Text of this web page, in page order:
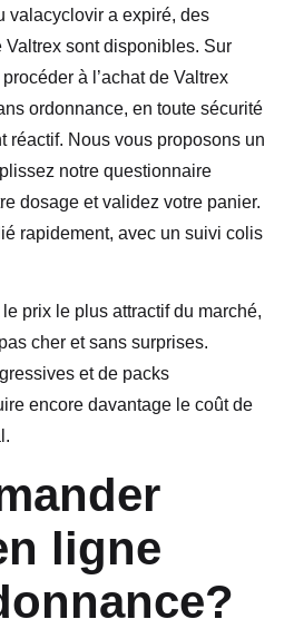
valacyclovir a expiré, des
sont disponibles. Sur
à l’achat de Valtrex
ordonnance, en toute sécurité
réactif. Nous vous proposons un
notre questionnaire
dosage et validez votre panier.
rapidement, avec un suivi colis
prix le plus attractif du marché,
cher et sans surprises.
et de packs
encore davantage le coût de
ligne